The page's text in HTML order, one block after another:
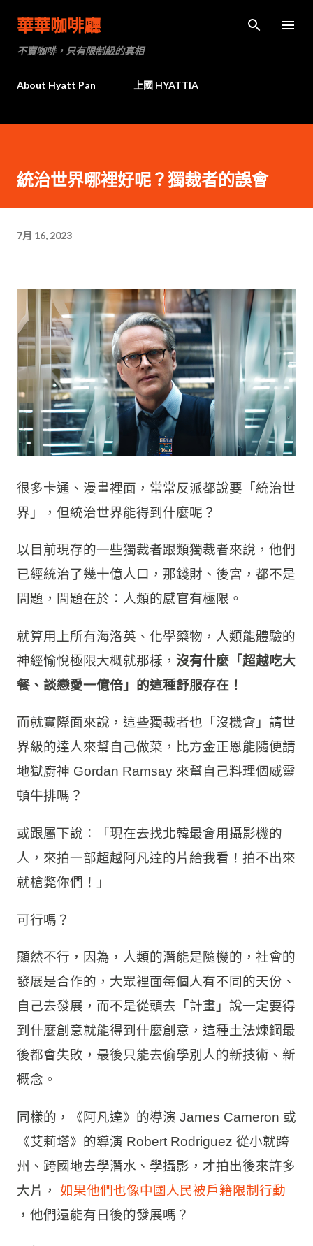
華華咖啡廳
不賣咖啡，只有限制級的真相
About Hyatt Pan 上國 HYATTIA
統治世界哪裡好呢？獨裁者的誤會
7月 16, 2023
很多卡通、漫畫裡面，常常反派都說要「統治世
界」，但統治世界能得到什麼呢？
以目前現存的一些獨裁者跟類獨裁者來說，他們
已經統治了幾十億人口，那錢財、後宮，都不是
問題，問題在於：人類的感官有極限。
就算用上所有海洛英、化學藥物，人類能體驗的
神經愉悅極限大概就那樣， 沒有什麼「超越吃大
餐、談戀愛一億倍」的這種舒服存在！
而就實際面來說，這些獨裁者也「沒機會」請世
界級的達人來幫自己做菜，比方金正恩能隨便請
地獄廚神 Gordan Ramsay 來幫自己料理個威靈
頓牛排嗎？
或跟屬下說：「現在去找北韓最會用攝影機的
人，來拍一部超越阿凡達的片給我看！拍不出來
就槍斃你們！」
可行嗎？
顯然不行，因為，人類的潛能是隨機的，社會的
發展是合作的，大眾裡面每個人有不同的天份、
自己去發展，而不是從頭去「計畫」說一定要得
到什麼創意就能得到什麼創意，這種土法煉鋼最
後都會失敗，最後只能去偷學別人的新技術、新
概念。
同樣的，《阿凡達》的導演 James Cameron 或
《艾莉塔》的導演 Robert Rodriguez 從小就跨
州、跨國地去學潛水、學攝影，才拍出後來許多
大片，
如果他們也像中國人民被戶籍限制行動
，他們還能有日後的發展嗎？